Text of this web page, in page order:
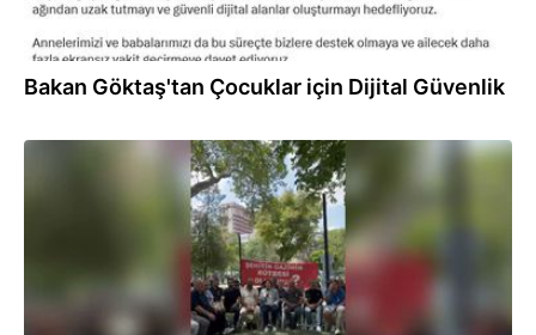
Bakan Göktaş'tan Çocuklar için Dijital Güvenlik